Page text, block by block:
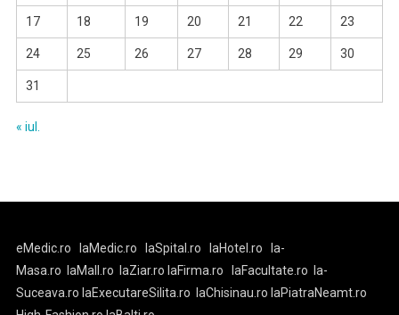
17 18 19 20 21 22 23
24 25 26 27 28 29 30
31
« iul.
eMedic.ro laMedic.ro laSpital.ro laHotel.ro
la-
Masa.ro
laMall.ro laZiar.ro laFirma.ro laFacultate.ro
la-
Suceava.ro laExecutareSilita.ro laChisinau.ro laPiatraNeamt.ro